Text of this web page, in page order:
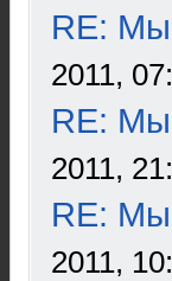
RE: Мы
2011,
RE: Мы
2011,
RE: Мы
2011,